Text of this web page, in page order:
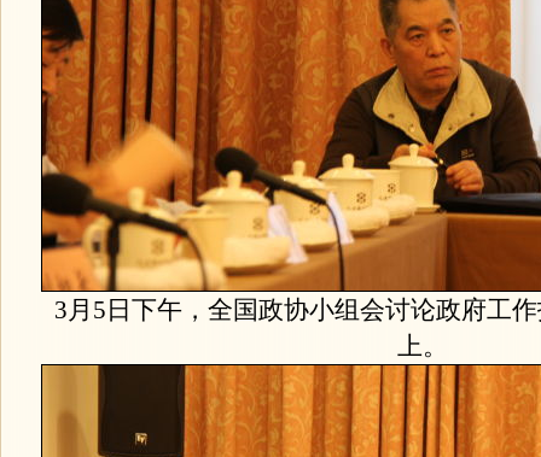
3月5日下午，全国政协小组会讨论政府工
上。